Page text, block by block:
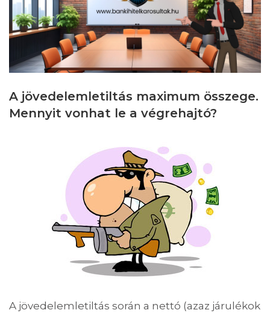
A jövedelemletiltás maximum összege.
Mennyit vonhat le a végrehajtó?
A jövedelemletiltás során a nettó (azaz járulékok